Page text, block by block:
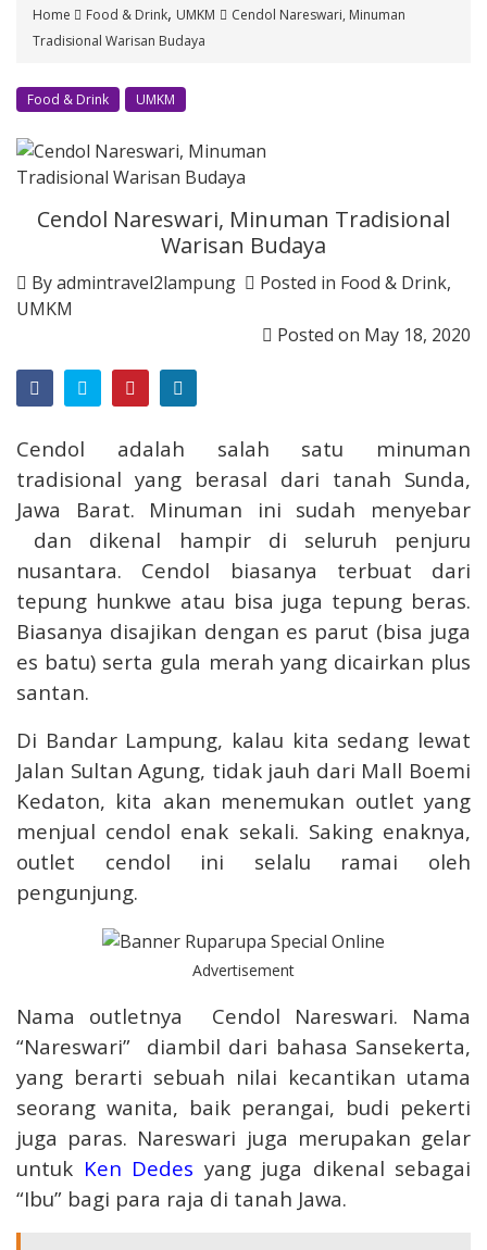
Home Food & Drink, UMKM
Cendol Nareswari, Minuman
Tradisional Warisan Budaya
Food & Drink UMKM
Cendol Nareswari, Minuman Tradisional
Warisan Budaya
Byadmintravel2lampung Posted in Food & Drink,
UMKM
Posted on May 18, 2020
Cendol adalah salah satu minuman
tradisional yang berasal dari tanah Sunda,
Jawa Barat. Minuman ini sudah menyebar
dan dikenal hampir di seluruh penjuru
nusantara. Cendol biasanya terbuat dari
tepung hunkwe atau bisa juga tepung beras.
Biasanya disajikan dengan es parut (bisa juga
es batu) serta gula merah yang dicairkan plus
santan.
Di Bandar Lampung, kalau kita sedang lewat
Jalan Sultan Agung, tidak jauh dari Mall Boemi
Kedaton, kita akan menemukan outlet yang
menjual cendol enak sekali. Saking enaknya,
outlet cendol ini selalu ramai oleh
pengunjung.
Advertisement
Nama outletnya Cendol Nareswari. Nama
“Nareswari” diambil dari bahasa Sansekerta,
yang berarti sebuah nilai kecantikan utama
seorang wanita, baik perangai, budi pekerti
juga paras. Nareswari juga merupakan gelar
untuk Ken Dedes yang juga dikenal sebagai
“Ibu” bagi para raja di tanah Jawa.